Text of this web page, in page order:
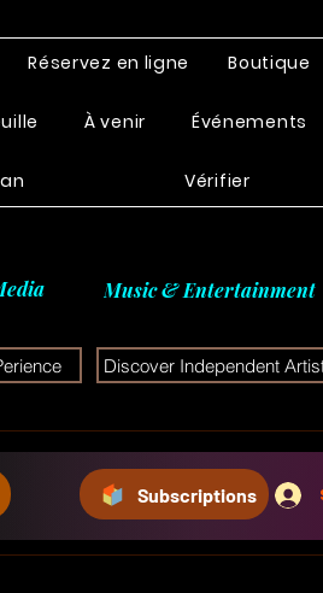
Réservez en ligne Boutique
À venir Événements
Vérifier
Music & Entertainment
Discover Independent
Subscriptions